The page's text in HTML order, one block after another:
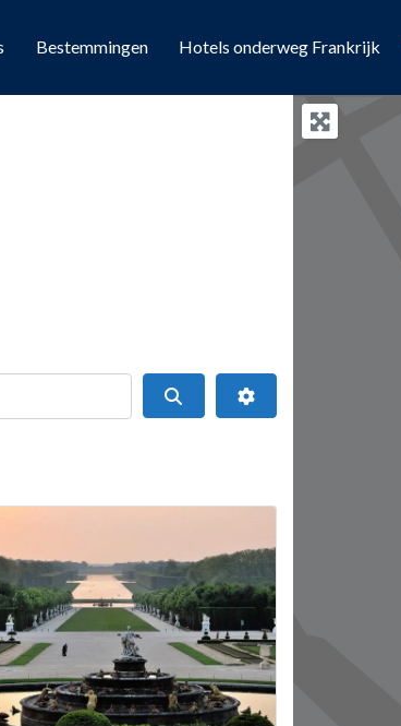
Bestemmingen Hotels onderweg Frankrijk
Geavanceerde filters